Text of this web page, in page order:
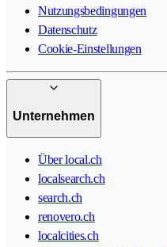
Nutzungsbedingungen
Datenschutz
Cookie-Einstellungen
Unternehmen
Über local.ch
localsearch.ch
search.ch
renovero.ch
localcities.ch